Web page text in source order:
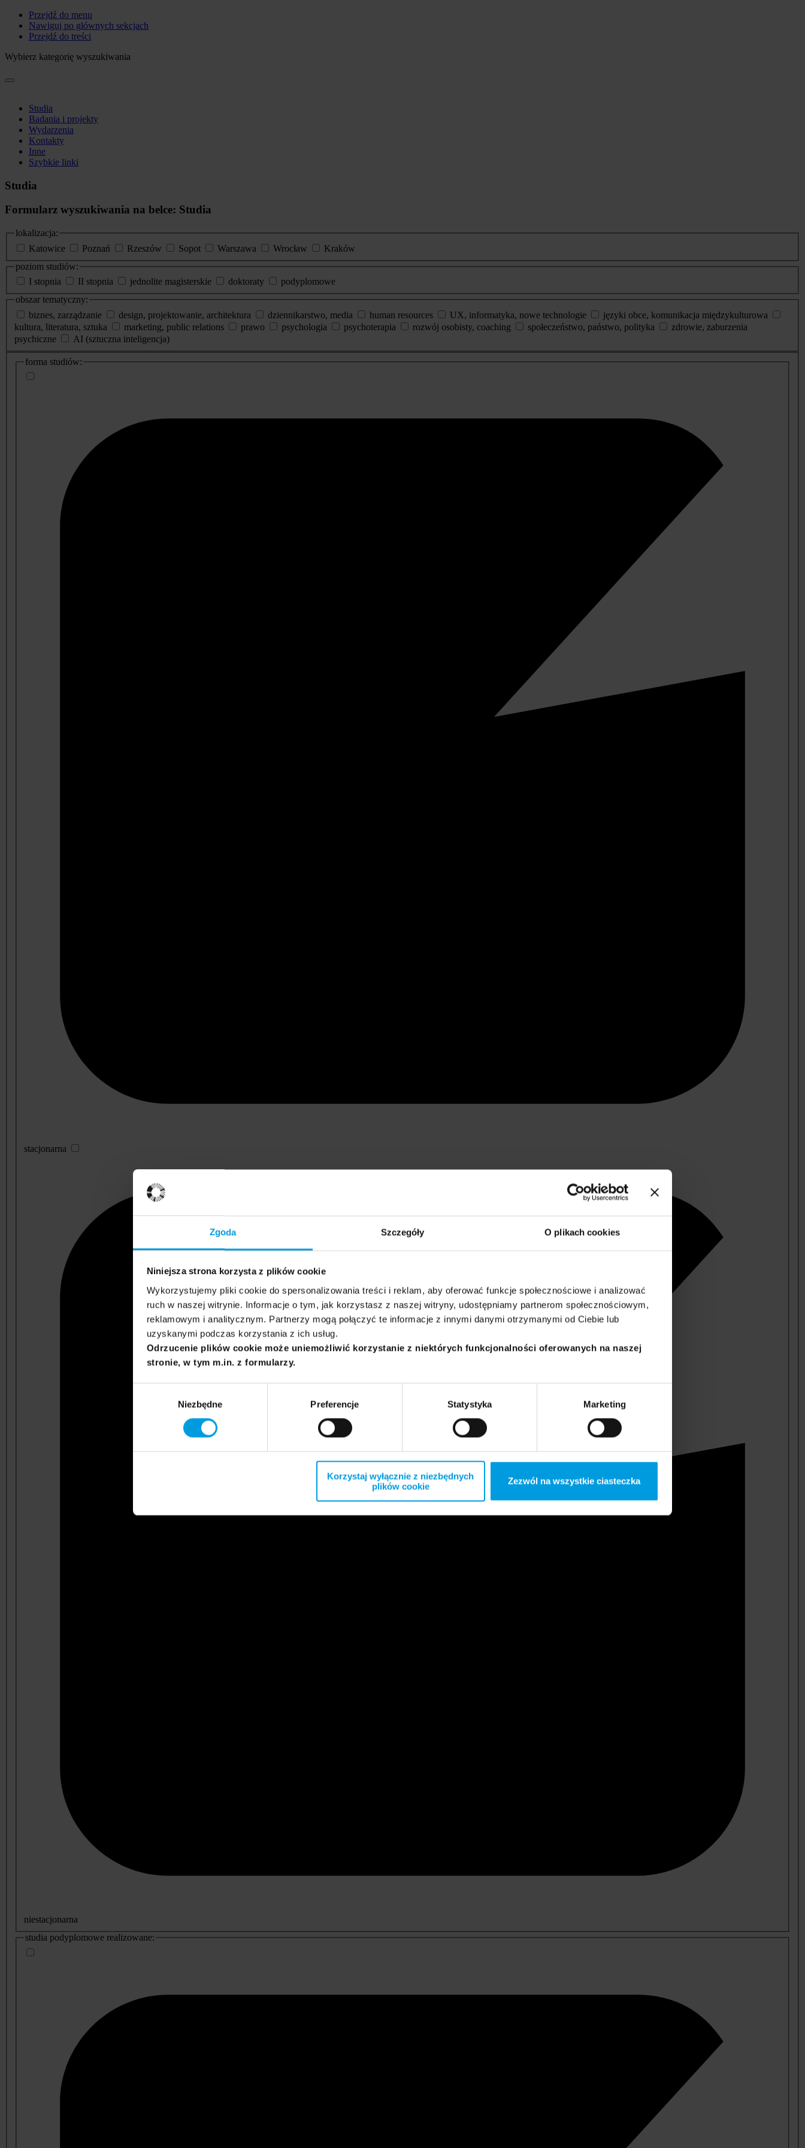
Zgoda Szczegóły O plikach cookies
Niniejsza strona korzysta z plików cookie
Wykorzystujemy pliki cookie do spersonalizowania treści i reklam, aby oferować funkcje społecznościowe i analizować
ruch w naszej witrynie. Informacje o tym, jak korzystasz z naszej witryny, udostępniamy partnerom społecznościowym,
reklamowym i analitycznym. Partnerzy mogą połączyć te informacje z innymi danymi otrzymanymi od Ciebie lub
uzyskanymi podczas korzystania z ich usług.
Odrzucenie plików cookie może uniemożliwić korzystanie z niektórych funkcjonalności oferowanych na naszej
stronie, w tym m.in. z formularzy.
Niezbędne Preferencje Statystyka Marketing
Korzystaj wyłącznie z niezbędnych
plików cookie
Zezwól na wszystkie ciasteczka
Przejdź do menu
Nawiguj po głównych sekcjach
Przejdź do treści
Wybierz kategorię wyszukiwania
Studia
Badania i projekty
Wydarzenia
Kontakty
Inne
Szybkie linki
Studia
Formularz wyszukiwania na belce: Studia
lokalizacja:
Katowice
Poznań Rzeszów Sopot Warszawa Wrocław
Kraków
poziom studiów:
I stopnia
II stopnia jednolite magisterskie doktoraty
podyplomowe
obszar tematyczny:
biznes, zarządzanie
design, projektowanie, architektura dziennikarstwo, media human resources UX, informatyka, nowe technologie
języki obce, komunikacja międzykulturowa
kultura, literatura, sztuka
marketing, public relations prawo psychologia psychoterapia rozwój osobisty, coaching społeczeństwo, państwo, polityka
zdrowie, zaburzenia
psychiczne
AI (sztuczna inteligencja)
dodatkowe
informacje
forma studiów:
stacjonarna
niestacjonarna
studia podyplomowe realizowane: